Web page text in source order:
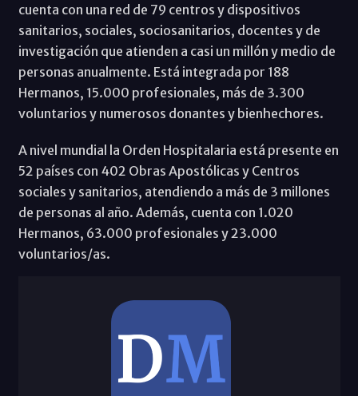
cuenta con una red de 79 centros y dispositivos
sanitarios, sociales, sociosanitarios, docentes y de
investigación que atienden a casi un millón y medio de
personas anualmente. Está integrada por 188
Hermanos, 15.000 profesionales, más de 3.300
voluntarios y numerosos donantes y bienhechores.
A nivel mundial la Orden Hospitalaria está presente en
52 países con 402 Obras Apostólicas y Centros
sociales y sanitarios, atendiendo a más de 3 millones
de personas al año. Además, cuenta con 1.020
Hermanos, 63.000 profesionales y 23.000
voluntarios/as.